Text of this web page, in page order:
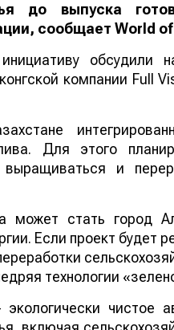
до выпуска
сообщает World of
обсудили
компании Full
Для этого
и
может стать город
Если проект будет
технологии
чистое